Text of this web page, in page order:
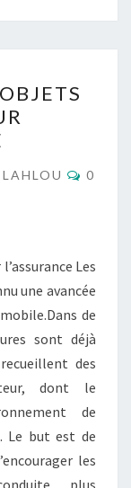
0
Les
une avancée
de
sont déjà
des
dont le
de
Le but est de
les